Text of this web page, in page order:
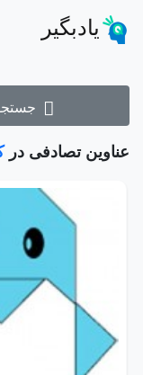
یادبگیر
جستجو
عناوین تصادفی در